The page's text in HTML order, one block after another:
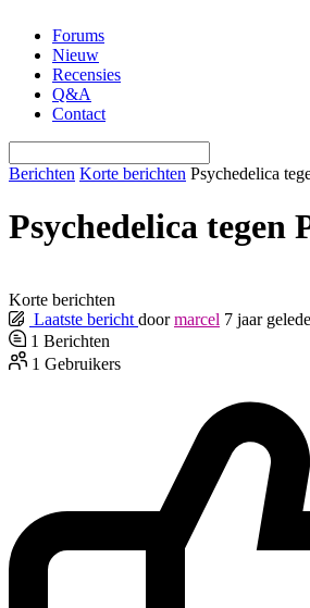
naar
inhoud
Forums
Nieuw
Recensies
Q&A
Contact
Berichten Korte berichten Psychedelica
Psychedelica tegen
Korte berichten
Laatste bericht door marcel 7 jaar
1 Berichten
1 Gebruikers